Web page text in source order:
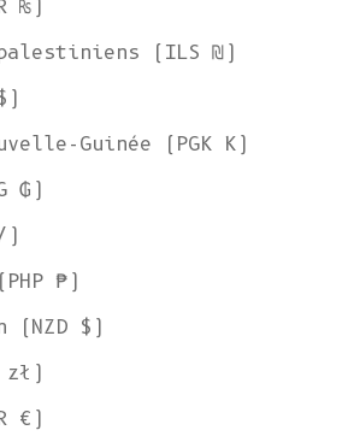
₨)
(ILS ₪)
Guinée (PGK K)
₲)
)
₱)
$)
zł)
€)